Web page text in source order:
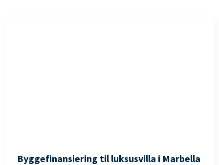
Byggefinansiering til luksusvilla i Marbella